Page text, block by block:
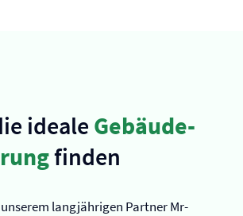
ideale Gebäude­
finden
langjährigen Partner Mr-